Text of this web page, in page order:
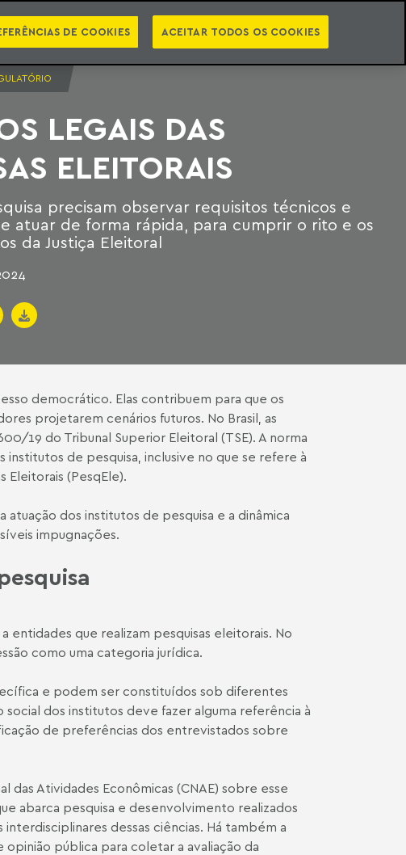
PODCASTS NEWSLETTER VIDEOCASTS PT EN CATEGORIAS
LEGAIS DAS
ELEITORAIS
precisam observar requisitos técnicos e
atuar de forma rápida, para cumprir o rito e os
da Justiça Eleitoral
democrático. Elas contribuem para que os
projetarem cenários futuros. No Brasil, as
19 do Tribunal Superior Eleitoral (TSE). A norma
de pesquisa, inclusive no que se refere à
Eleitorais (PesqEle).
dos institutos de pesquisa e a dinâmica
impugnações.
que realizam pesquisas eleitorais. No
como uma categoria jurídica.
e podem ser constituídos sob diferentes
dos institutos deve fazer alguma referência à
de preferências dos entrevistados sobre
das Atividades Econômicas (CNAE) sobre esse
abarca pesquisa e desenvolvimento realizados
dessas ciências. Há também a
pública para coletar a avaliação da
DE COOKIES ACEITAR TODOS OS COOKIES